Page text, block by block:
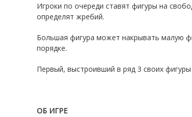
Игроки по очереди ставят фигуры на
определят жребий.
Большая фигура может накрывать малую
порядке.
Первый, выстроивший в ряд 3 своих
ОБ ИГРЕ